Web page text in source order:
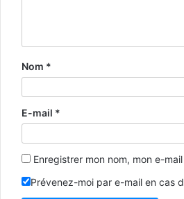
Nom *
E-mail *
Enregistrer mon nom, mon e-
Prévenez-moi par e-mail en cas